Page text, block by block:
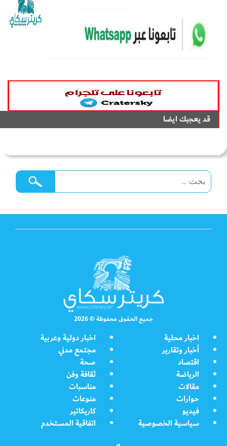
قد يعجبك ايضا
جميع الحقوق محفوظة © 2026
اخبار محلية
اخبار دولية وعربية
أخبار وتقارير
مجتمع مدني
اقتصاد
صحة
الرياضة
ثقافة وفن
مقالات
مناسبات
حوارات
منوعات
فيديو
كاريكاتير
سياسية الخصوصية
اتفاقية المستخدم